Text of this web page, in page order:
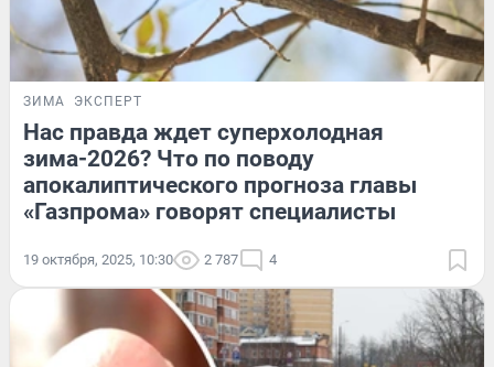
ЗИМА ЭКСПЕРТ
Нас правда ждет суперхолодная
зима-2026? Что по поводу
апокалиптического прогноза главы
«Газпрома» говорят специалисты
19 октября, 2025, 10:30 2 787 4